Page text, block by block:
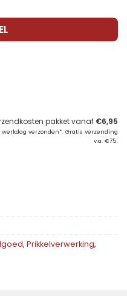
pakket vanaf €6,95
werkdag verzonden*. Gratis verzending
v.a. €75.
, Prikkelverwerking,